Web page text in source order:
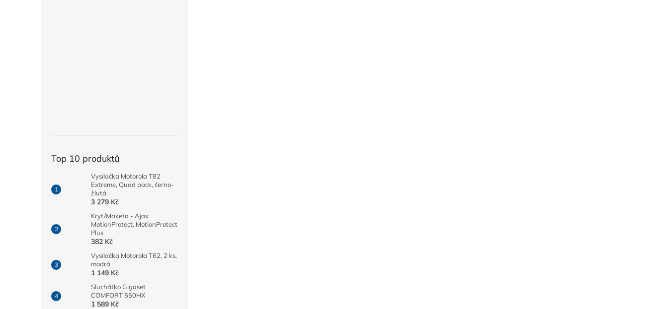
Top 10 produktů
Vysílačka Motorola T82
Extreme, Quad pack, černo-
žlutá
3 279 Kč
Kryt/Maketa - Ajax
MotionProtect, MotionProtect
Plus
382 Kč
Vysílačka Motorola T62, 2 ks,
modrá
1 149 Kč
Sluchátko Gigaset
COMFORT 550HX
1 589 Kč